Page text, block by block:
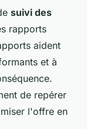
suivi des
rapports
aident
et à
de repérer
l'offre en